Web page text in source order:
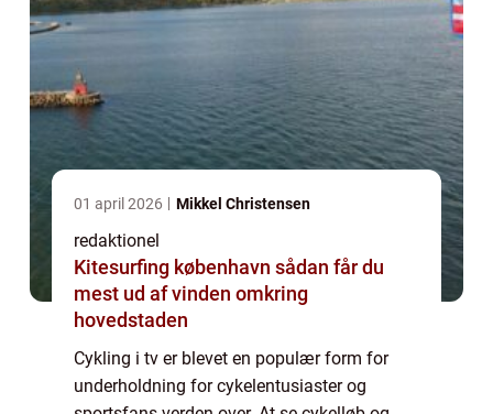
01 april 2026 Mikkel Christensen
redaktionel
Kitesurfing københavn sådan får du
mest ud af vinden omkring
hovedstaden
Cykling i tv er blevet en populær form for
underholdning for cykelentusiaster og